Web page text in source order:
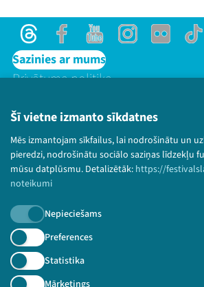
Šī vietne izmanto sīkdatnes
Mēs izmantojam sīkfailus, lai nodrošinātu un
pieredzi, nodrošinātu sociālo saziņas līdzekļu
mūsu datplūsmu. Detalizētāk: https://
noteikumi
Nepieciešams
Preferences
Statistika
Mārketings
ThreadsFacebookYoutubeInstagram
Flick
Sazinies ar mums
Privātuma politika
Bērnu aizsardzības politika
© 2026 Sarunu festivāls LAMPA
paturētas.
Piesakies jaunumiem!
Nepalaid garām aktuālāko informāciju!